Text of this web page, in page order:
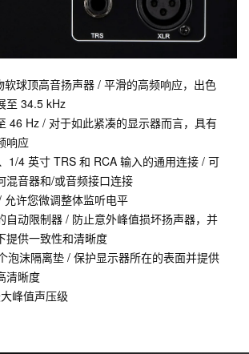
软球顶高音扬声器 / 平滑的高频响应，出色
至 34.5 kHz
46 Hz / 对于如此紧凑的显示器而言，具有
响应
1/4 英寸 TRS 和 RCA 输入的通用连接 / 可
混音器和/或音频接口连接
允许您微调整体监听电平
自动限制器 / 防止意外峰值损坏扬声器，并
提供一致性和清晰度
泡沫隔离垫 / 保护显示器所在的表面并提供
清晰度
峰值声压级